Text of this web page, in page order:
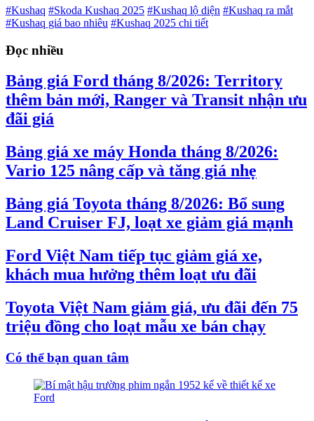
#Kushaq #Skoda Kushaq 2025 #Kushaq lộ diện #Kushaq ra mắt
#Kushaq giá bao nhiêu #Kushaq 2025 chi tiết
Đọc nhiều
Bảng giá Ford tháng 8/2026: Territory
thêm bản mới, Ranger và Transit nhận ưu
đãi giá
Bảng giá xe máy Honda tháng 8/2026:
Vario 125 nâng cấp và tăng giá nhẹ
Bảng giá Toyota tháng 8/2026: Bổ sung
Land Cruiser FJ, loạt xe giảm giá mạnh
Ford Việt Nam tiếp tục giảm giá xe,
khách mua hưởng thêm loạt ưu đãi
Toyota Việt Nam giảm giá, ưu đãi đến 75
triệu đồng cho loạt mẫu xe bán chạy
Có thể bạn quan tâm